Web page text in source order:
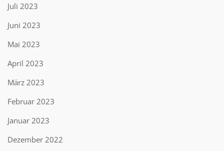
Juli 2023
Juni 2023
Mai 2023
April 2023
März 2023
Februar 2023
Januar 2023
Dezember 2022